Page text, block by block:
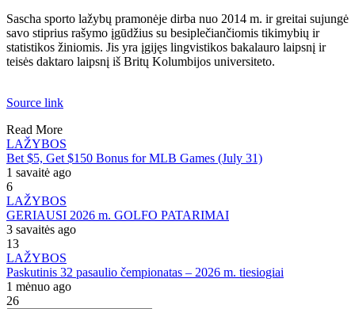
Sascha sporto lažybų pramonėje dirba nuo 2014 m. ir greitai sujungė
savo stiprius rašymo įgūdžius su besiplečiančiomis tikimybių ir
statistikos žiniomis. Jis yra įgijęs lingvistikos bakalauro laipsnį ir
teisės daktaro laipsnį iš Britų Kolumbijos universiteto.
Source link
Read More
LAŽYBOS
Bet $5, Get $150 Bonus for MLB Games (July 31)
1 savaitė ago
6
LAŽYBOS
GERIAUSI 2026 m. GOLFO PATARIMAI
3 savaitės ago
13
LAŽYBOS
Paskutinis 32 pasaulio čempionatas – 2026 m. tiesiogiai
1 mėnuo ago
26